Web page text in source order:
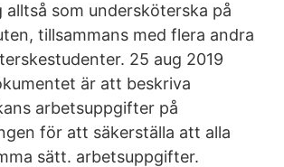
alltså som undersköterska på
tillsammans med flera andra
25 aug 2019
är att beskriva
arbetsuppgifter på
för att säkerställa att alla
sätt. arbetsuppgifter.